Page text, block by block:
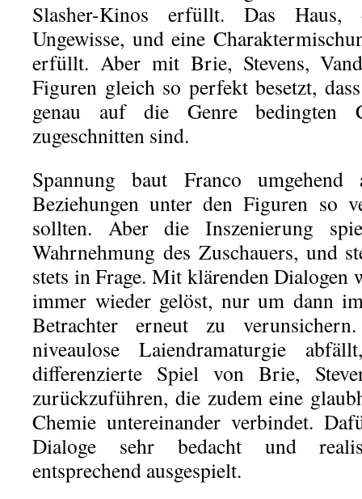
Slasher-Kinos erfüllt. Das Haus,
Ungewisse, und eine
erfüllt. Aber mit Brie, Stevens,
Figuren gleich so perfekt besetzt,
genau auf die Genre bedingten
zugeschnitten sind.
Spannung baut Franco
Beziehungen unter den Figuren so
sollten. Aber die Inszenierung
Wahrnehmung des Zuschauers, und
stets in Frage. Mit klärenden Dialogen
immer wieder gelöst, nur um dann
Betrachter erneut zu
niveaulose Laiendramaturgie
differenzierte Spiel von Brie,
zurückzuführen, die zudem eine
Chemie untereinander verbindet.
Dialoge sehr bedacht und
entsprechend ausgespielt.